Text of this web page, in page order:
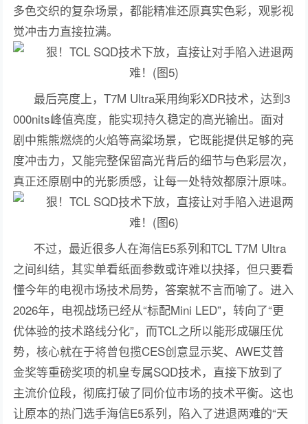
多色交织的复杂场景，都能精准还原真实色彩，观影视
觉冲击力直接拉满。
最后亮度上，T7M Ultra采用绚彩XDR技术，达到3
000nits峰值亮度，能实现持久稳定的高光输出。面对
剧中熊熊燃烧的火焰等高粱场景，它既能提供足够的亮
度冲击力，又能完整保留高光背后的细节与色彩层次，
真正还原剧中的光影质感，让每一处特效都原汁原味。
不过，最近很多人在海信E5系列和TCL T7M Ultra
之间纠结，其实单看纸面参数或许难以抉择，但只要看
懂今年的电视市场技术局势，答案就不言而喻了。进入
2026年，电视战场已经从“标配Mini LED”，转向了“更
优体验的技术路线分化”，而TCL之所以能形成碾压优
势，核心就在于将曾包揽CES创意显示奖、AWE艾普
金奖等重磅奖项的机皇专属SQD技术，直接下放到了
主流价位段，彻底打破了同价位市场的技术平衡。这也
让原本的热门选手海信E5系列，陷入了进退两难的“天